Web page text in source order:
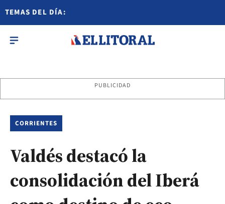
TEMAS DEL DÍA:
PUBLICIDAD
CORRIENTES
Valdés destacó la
consolidación del Iberá